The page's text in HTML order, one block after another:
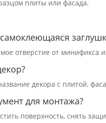
плиты или фасада.
отверстие от минификса
декора с плитой,
для монтажа?
поверхность, снять